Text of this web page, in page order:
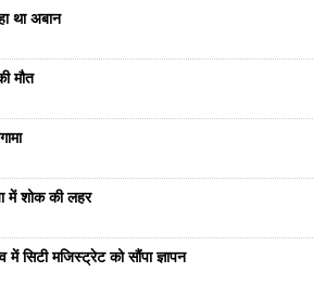
था अबान
मौत
में शोक की लहर
सिटी मजिस्ट्रेट को सौंपा ज्ञापन